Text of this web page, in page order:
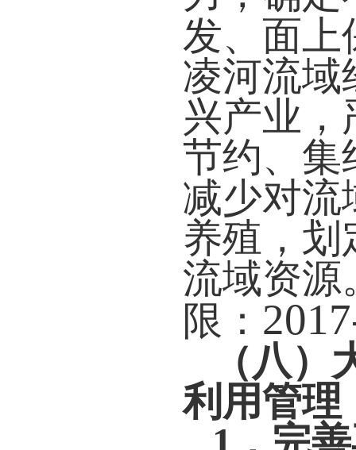
发、面上
凌河流域
兴产业，
节约、集
减少对流
养殖，划
流域资源
限：
（八
利用管理